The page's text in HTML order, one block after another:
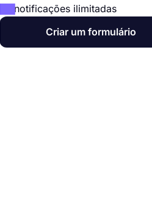
notificações ilimitadas
Criar um formulário